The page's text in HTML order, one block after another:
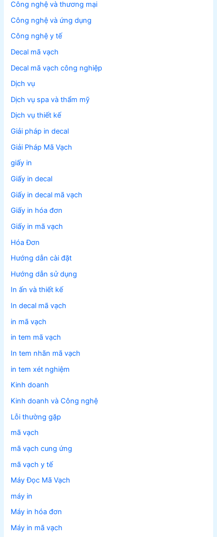
Công nghệ và thương mại
Công nghệ và ứng dụng
Công nghệ y tế
Decal mã vạch
Decal mã vạch công nghiệp
Dịch vụ
Dịch vụ spa và thẩm mỹ
Dịch vụ thiết kế
Giải pháp in decal
Giải Pháp Mã Vạch
giấy in
Giấy in decal
Giấy in decal mã vạch
Giấy in hóa đơn
Giấy in mã vạch
Hóa Đơn
Hướng dẫn cài đặt
Hướng dẫn sử dụng
In ấn và thiết kế
In decal mã vạch
in mã vạch
in tem mã vạch
In tem nhãn mã vạch
in tem xét nghiệm
Kinh doanh
Kinh doanh và Công nghệ
Lỗi thường gặp
mã vạch
mã vạch cung ứng
mã vạch y tế
Máy Đọc Mã Vạch
máy in
Máy in hóa đơn
Máy in mã vạch